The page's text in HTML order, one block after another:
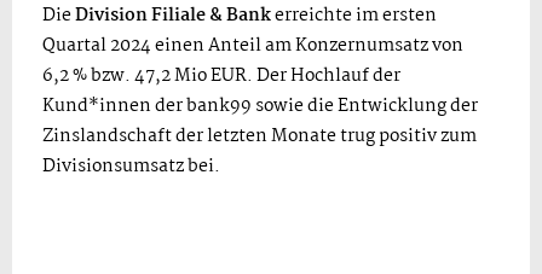
DieDivision Filiale & Bankerreichte im ersten
Quartal 2024 einen Anteil am Konzernumsatz von
6,2 % bzw. 47,2 Mio EUR. Der Hochlauf der
Kund*innen der bank99 sowie die Entwicklung der
Zinslandschaft der letzten Monate trug positiv zum
Divisionsumsatz bei.